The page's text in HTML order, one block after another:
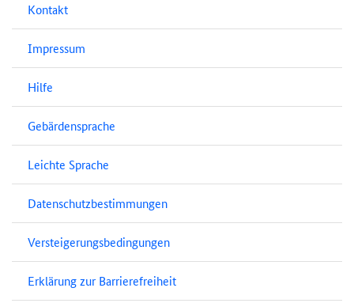
Kontakt
Impressum
Hilfe
Gebärdensprache
Leichte Sprache
Datenschutzbestimmungen
Versteigerungsbedingungen
Erklärung zur Barrierefreiheit